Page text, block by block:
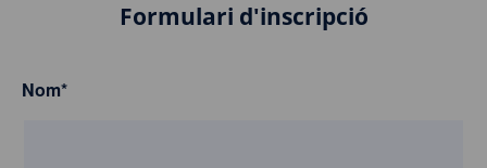
Formulari d'inscripció
Nom*